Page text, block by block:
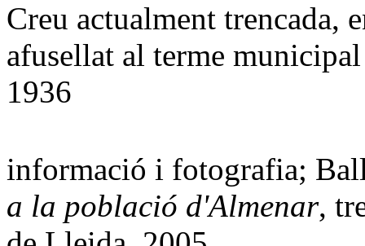
Creu actualment trencada,
afusellat al terme
1936
informació i fotografia;
a la població d'Almenar,